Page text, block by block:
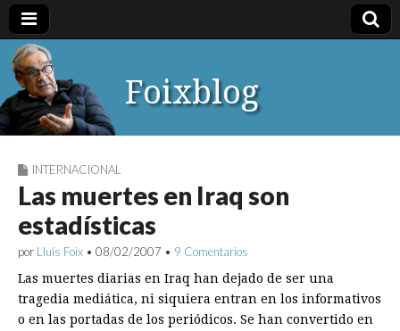
Foixblog
INTERNACIONAL
Las muertes en Iraq son
estadísticas
por Lluís Foix • 08/02/2007 • 9 Comentarios
Las muertes diarias en Iraq han dejado de ser una
tragedia mediática, ni siquiera entran en los informativos
o en las portadas de los periódicos. Se han convertido en